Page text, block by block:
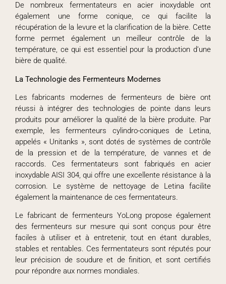
De nombreux fermentateurs en acier inoxydable ont
également une forme conique, ce qui facilite la
récupération de la levure et la clarification de la bière. Cette
forme permet également un meilleur contrôle de la
température, ce qui est essentiel pour la production d’une
bière de qualité.
La Technologie des Fermenteurs Modernes
Les fabricants modernes de fermenteurs de bière ont
réussi à intégrer des technologies de pointe dans leurs
produits pour améliorer la qualité de la bière produite. Par
exemple, les fermenteurs cylindro-coniques de Letina,
appelés « Unitanks », sont dotés de systèmes de contrôle
de la pression et de la température, de vannes et de
raccords. Ces fermentateurs sont fabriqués en acier
inoxydable AISI 304, qui offre une excellente résistance à la
corrosion. Le système de nettoyage de Letina facilite
également la maintenance de ces fermentateurs.
Le fabricant de fermenteurs YoLong propose également
des fermenteurs sur mesure qui sont conçus pour être
faciles à utiliser et à entretenir, tout en étant durables,
stables et rentables. Ces fermentateurs sont réputés pour
leur précision de soudure et de finition, et sont certifiés
pour répondre aux normes mondiales.